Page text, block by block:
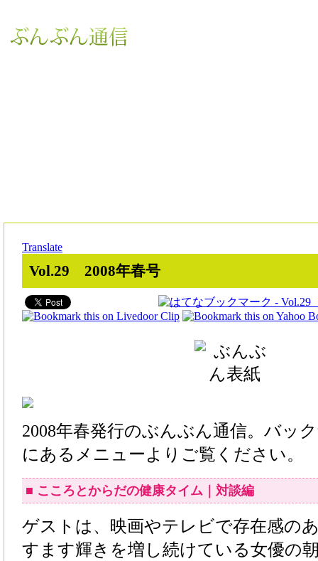
Translate
Vol.29 2008年春号
2008年春発行のぶんぶん通信。バッ
にあるメニューよりご覧ください。
■ こころとからだの健康タイム｜対談編
ゲストは、映画やテレビで存在感の
すます輝きを増し続けている女優の